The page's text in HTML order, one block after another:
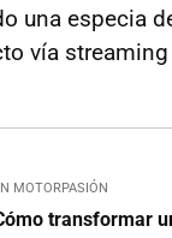
una especia
vía
MOTORPASIÓN
transformar